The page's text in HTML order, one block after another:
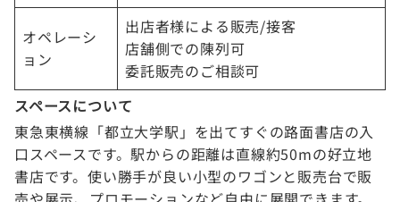
オペレーシ
ョン
出店者様による販売/接客
店舗側での陳列可
委託販売のご相談可
スペースについて
東急東横線「都立大学駅」を出てすぐの路面書店の入
口スペースです。駅からの距離は直線約50mの好立地
書店です。使い勝手が良い小型のワゴンと販売台で販